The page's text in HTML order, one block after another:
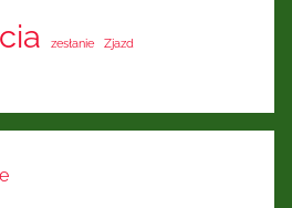
zesłanie Zjazd